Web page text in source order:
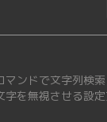
マンドで文字列検
字を無視させる設